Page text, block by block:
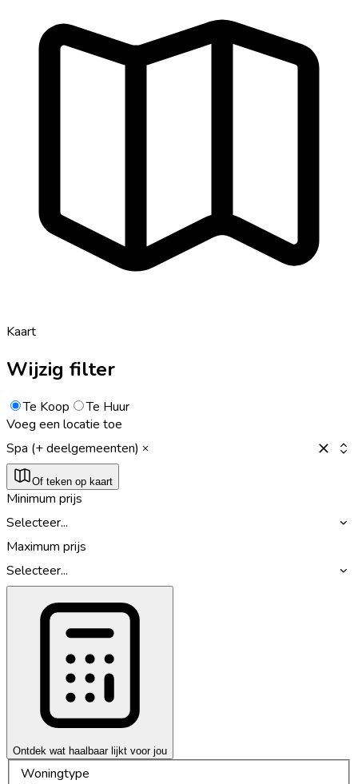
Kaart
Wijzig filter
Te Koop
Te Huur
Voeg een locatie toe
Spa (+ deelgemeenten)
Of teken op kaart
Minimum prijs
Selecteer...
Maximum prijs
Selecteer...
Ontdek wat haalbaar lijkt voor jou
Woningtype